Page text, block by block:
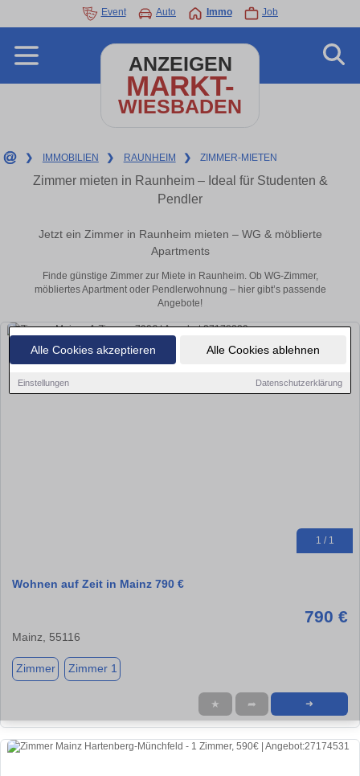
Alle Cookies akzeptieren Alle Cookies ablehnen
Einstellungen Datenschutzerklärung
Event Auto Immo Job
ANZEIGEN
MARKT-
WIESBADEN
❯ IMMOBILIEN ❯ RAUNHEIM ❯ ZIMMER-MIETEN
Zimmer mieten in Raunheim – Ideal für Studenten &
Pendler
Jetzt ein Zimmer in Raunheim mieten – WG & möblierte
Apartments
Finde günstige Zimmer zur Miete in Raunheim. Ob WG-Zimmer,
möbliertes Apartment oder Pendlerwohnung – hier gibt’s passende
Angebote!
1 / 1
Wohnen auf Zeit in Mainz 790 €
790 €
Mainz, 55116
Zimmer Zimmer 1
★ ➦ ➜